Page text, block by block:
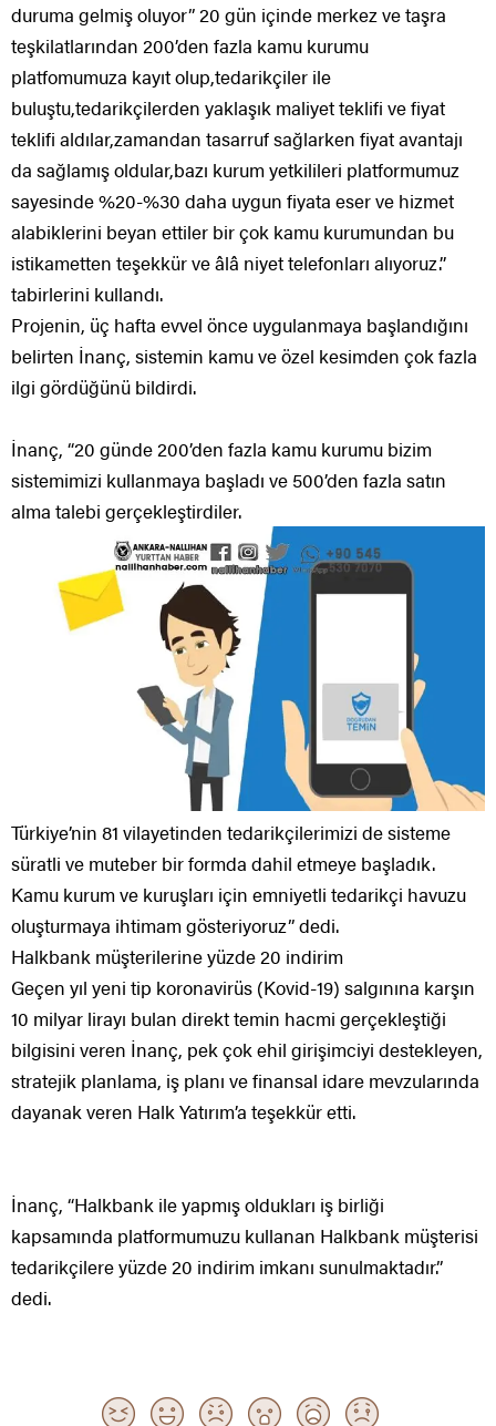
duruma gelmiş oluyor” 20 gün içinde merkez ve taşra
teşkilatlarından 200’den fazla kamu kurumu
platfomumuza kayıt olup,tedarikçiler ile
buluştu,tedarikçilerden yaklaşık maliyet teklifi ve fiyat
teklifi aldılar,zamandan tasarruf sağlarken fiyat avantajı
da sağlamış oldular,bazı kurum yetkilileri platformumuz
sayesinde %20-%30 daha uygun fiyata eser ve hizmet
alabiklerini beyan ettiler bir çok kamu kurumundan bu
istikametten teşekkür ve âlâ niyet telefonları alıyoruz.’’
tabirlerini kullandı.
Projenin, üç hafta evvel önce uygulanmaya başlandığını
belirten İnanç, sistemin kamu ve özel kesimden çok fazla
ilgi gördüğünü bildirdi.
İnanç, “20 günde 200’den fazla kamu kurumu bizim
sistemimizi kullanmaya başladı ve 500’den fazla satın
alma talebi gerçekleştirdiler.
Türkiye’nin 81 vilayetinden tedarikçilerimizi de sisteme
süratli ve muteber bir formda dahil etmeye başladık.
Kamu kurum ve kuruşları için emniyetli tedarikçi havuzu
oluşturmaya ihtimam gösteriyoruz” dedi.
Halkbank müşterilerine yüzde 20 indirim
Geçen yıl yeni tip koronavirüs (Kovid-19) salgınına karşın
10 milyar lirayı bulan direkt temin hacmi gerçekleştiği
bilgisini veren İnanç, pek çok ehil girişimciyi destekleyen,
stratejik planlama, iş planı ve finansal idare mevzularında
dayanak veren Halk Yatırım’a teşekkür etti.
İnanç, “Halkbank ile yapmış oldukları iş birliği
kapsamında platformumuzu kullanan Halkbank müşterisi
tedarikçilere yüzde 20 indirim imkanı sunulmaktadır.”
dedi.